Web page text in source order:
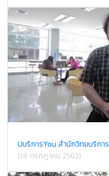
U​บริการ​You สำนักวิทยบริการ
(14 กรกฎาคม 2563)